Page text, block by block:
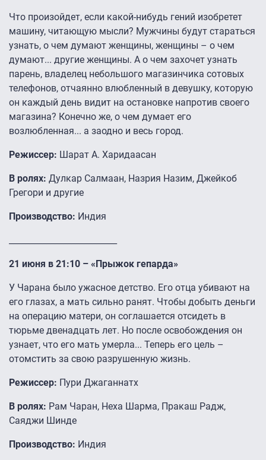
Что произойдет, если какой-нибудь гений изобретет
машину, читающую мысли? Мужчины будут стараться
узнать, о чем думают женщины, женщины – о чем
думают... другие женщины. А о чем захочет узнать
парень, владелец небольшого магазинчика сотовых
телефонов, отчаянно влюбленный в девушку, которую
он каждый день видит на остановке напротив своего
магазина? Конечно же, о чем думает его
возлюбленная... а заодно и весь город.
Режиссер: Шарат А. Харидаасан
В ролях: Дулкар Салмаан, Назрия Назим, Джейкоб
Грегори и другие
Производство: Индия
21 июня в 21:10 – «Прыжок гепарда»
У Чарана было ужасное детство. Его отца убивают на
его глазах, а мать сильно ранят. Чтобы добыть деньги
на операцию матери, он соглашается отсидеть в
тюрьме двенадцать лет. Но после освобождения он
узнает, что его мать умерла... Теперь его цель –
отомстить за свою разрушенную жизнь.
Режиссер: Пури Джаганнатх
В ролях: Рам Чаран, Неха Шарма, Пракаш Радж,
Саяджи Шинде
Производство: Индия